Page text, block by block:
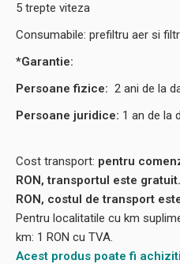
5 trepte viteza
Consumabile: prefiltru aer si
*Garantie:
Persoane fizice: 2 ani de la
Persoane juridice: 1 an de la
Cost transport: pentru
RON, transportul este
RON, costul de transport
Pentru localitatile cu km
km: 1 RON cu TVA.
Acest produs poate fi